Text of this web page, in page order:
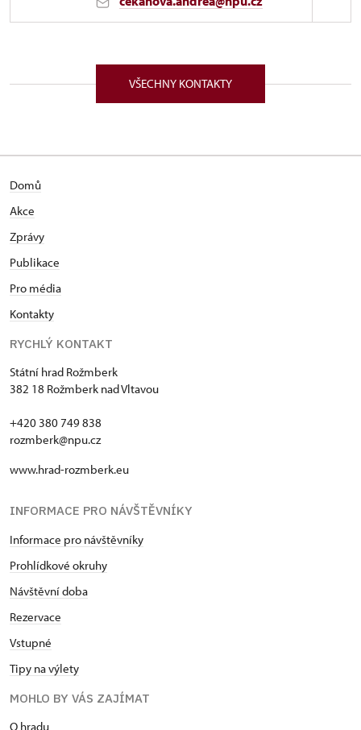
68/, Rožmberk nad Vltavou 68 38218
místo kastelánky státního hradu Rožmberk. Mezi
národní kulturní památku a její další rozvoj také
zajištění vysokého standardu návštěvnických služeb
respektu a úcty k historii i historickým památkám.
VŠECHNY KONTAKTY
Domů
Akce
Zprávy
Publikace
Pro média
Kontakty
RYCHLÝ KONTAKT
Státní hrad Rožmberk
382 18 Rožmberk nad Vltavou
+420 380 749 838
rozmberk@npu.cz
www.hrad-rozmberk.eu
INFORMACE PRO NÁVŠTĚVNÍKY
Informace pro návštěvníky
Prohlídkové okruhy
Návštěvní doba
Rezervace
Vstupné
Tipy na výlety
MOHLO BY VÁS ZAJÍMAT
O hradu